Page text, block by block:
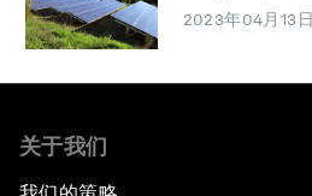
2023年04月13日
关于我们